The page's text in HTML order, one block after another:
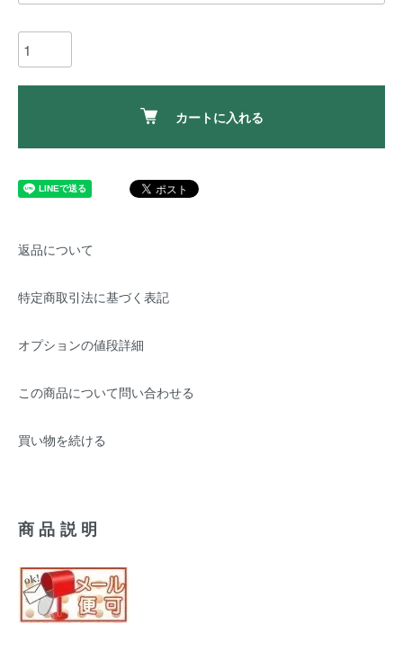
カートに入れる
返品について
特定商取引法に基づく表記
オプションの値段詳細
この商品について問い合わせる
買い物を続ける
商品説明